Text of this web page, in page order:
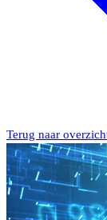
Terug naar